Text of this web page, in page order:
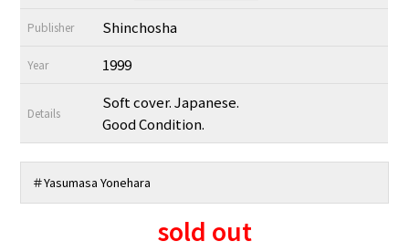
Publisher Shinchosha
Year 1999
Details
Soft cover. Japanese.
Good Condition.
＃Yasumasa Yonehara
sold out